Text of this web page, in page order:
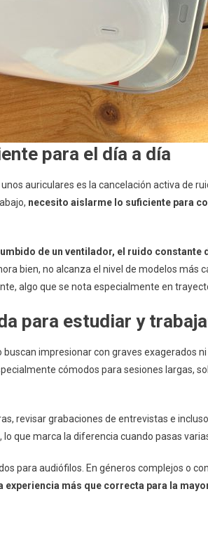
para el día a día
auriculares es la cancelación activa de
necesito aislarme lo suficiente para
de un ventilador, el ruido constante
bien, no alcanza el nivel de modelos más
algo que se nota especialmente en
para estudiar y
impresionar con graves exagerados
cómodos para sesiones largas,
revisar grabaciones de entrevistas e
, lo que marca la diferencia cuando pasas
para audiófilos. En géneros complejos o
experiencia más que correcta para la